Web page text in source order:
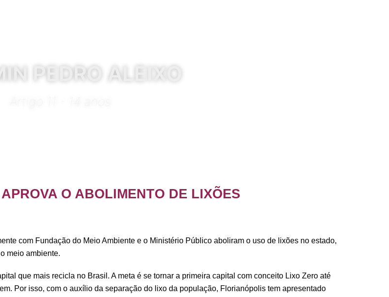
PEDRO ALEIXO
O ABOLIMENTO DE LIXÕES
com Fundação do Meio Ambiente e o Ministério Público aboliram o uso de lixões no estado,
meio ambiente.
que mais recicla no Brasil. A meta é se tornar a primeira capital com conceito Lixo Zero até
Por isso, com o auxílio da separação do lixo da população, Florianópolis tem apresentado